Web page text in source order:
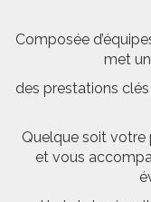
Composée
met
des prestations
Quelque soit votre
et vous